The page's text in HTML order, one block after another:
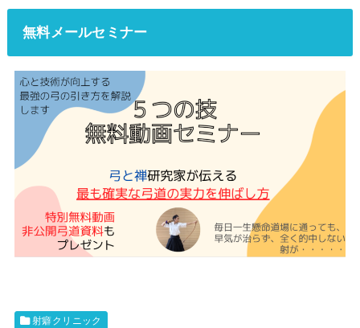
無料メールセミナー
射癖クリニック